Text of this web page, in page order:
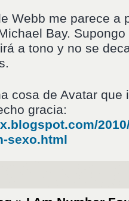
Webb me parece a
Bay.
a tono y no se
cosa de Avatar
gracia:
sexo.html